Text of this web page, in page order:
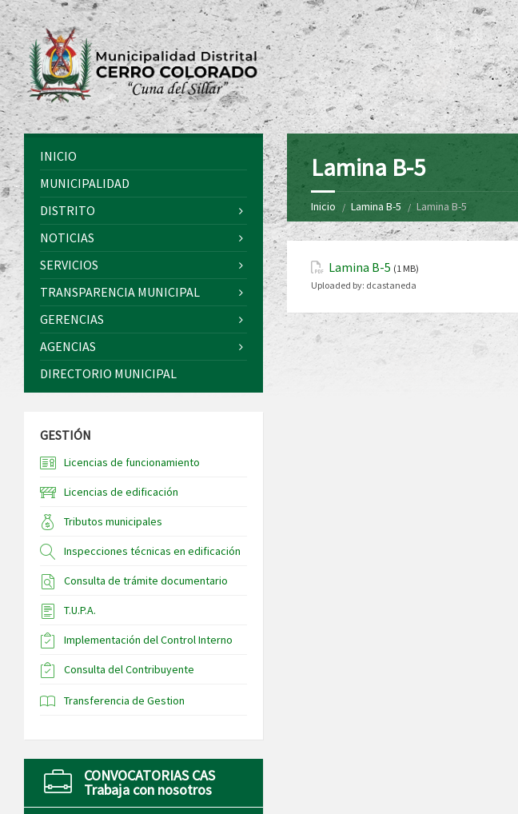
Lamina B-5
Inicio Lamina B-5 Lamina B-5
Lamina B-5 (1 MB)
Uploaded by: dcastaneda
INICIO
MUNICIPALIDAD
DISTRITO
NOTICIAS
SERVICIOS
TRANSPARENCIA MUNICIPAL
GERENCIAS
AGENCIAS
DIRECTORIO MUNICIPAL
GESTIÓN
Licencias de funcionamiento
Licencias de edificación
Tributos municipales
Inspecciones técnicas en edificación
Consulta de trámite documentario
T.U.P.A.
Implementación del Control Interno
Consulta del Contribuyente
Transferencia de Gestion
CONVOCATORIAS CAS
Trabaja con nosotros